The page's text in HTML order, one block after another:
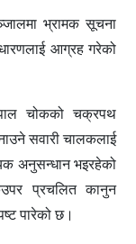
भ्रामक सूचना
आग्रह गरेको
चोकको चक्रपथ
सवारी चालकलाई
अनुसन्धान भइरहेको
प्रचलित कानुन
पारेको छ।